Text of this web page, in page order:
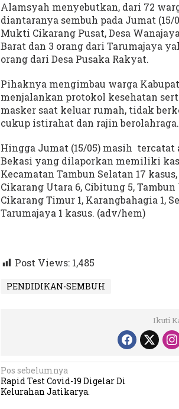
Alamsyah menyebutkan, dari 72
diantaranya sembuh pada Jumat (15/
Mukti Cikarang Pusat, Desa
Barat dan 3 orang dari Tarumajaya
orang dari Desa Pusaka Rakyat.
Pihaknya mengimbau warga
menjalankan protokol kesehatan
masker saat keluar rumah, tidak
cukup istirahat dan rajin berolahraga.
Hingga Jumat (15/05) masih tercatat
Bekasi yang dilaporkan memiliki
Kecamatan Tambun Selatan 17
Cikarang Utara 6, Cibitung 5, Tambun
Cikarang Timur 1, Karangbahagia 1,
Tarumajaya 1 kasus. (adv/hem)
Post Views: 1,485
PENDIDIKAN-SEMBUH
Ikuti
Navigasi
pos
Pos sebelumnya
Rapid Test Covid-19 Digelar Di
Kelurahan Jatikarya.